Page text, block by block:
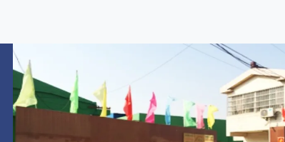
あなたの工場に私達の訪問の心配を示すためにそれほ
どありがとう。すぐに会うことを望めばあなたおよび
あなたの会社との長い取引関係を望みます。